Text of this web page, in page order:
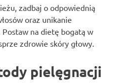
zadbaj o odpowiednią
oraz unikanie
na dietę bogatą w
zdrowie skóry głowy.
pielęgnacji